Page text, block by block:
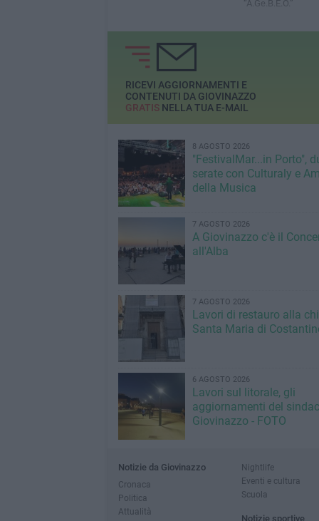
“A.Ge.B.E.O.”
RICEVI AGGIORNAMENTI E
CONTENUTI DA GIOVINAZZO
GRATISNELLA TUA E-MAIL
8 AGOSTO 2026
"FestivalMar...in Porto",
serate con Culturaly e
della Musica
7 AGOSTO 2026
A Giovinazzo c'è il
all'Alba
7 AGOSTO 2026
Lavori di restauro alla
Santa Maria di
6 AGOSTO 2026
Lavori sul litorale, gli
aggiornamenti del
Giovinazzo - FOTO
Notizie da Giovinazzo
Cronaca
Politica
Attualità
Nightlife
Eventi e cultura
Scuola
Notizie sportive